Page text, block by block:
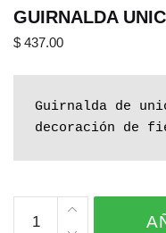
GUIRNALDA
$ 437.00
Guirnalda de
decoración de
GUIRNALDA
UNICORNIO